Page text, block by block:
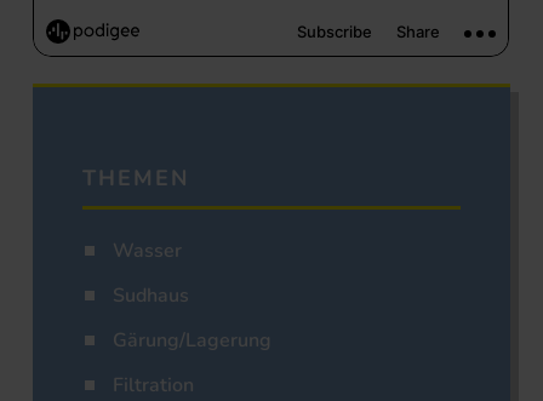
THEMEN
Wasser
Sudhaus
Gärung/Lagerung
Filtration